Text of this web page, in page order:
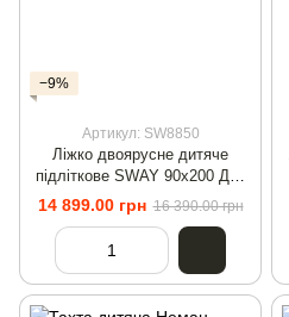
−9%
Артикул: SW8850
Ліжко двоярусне дитяче
підліткове SWAY 90x200 Дуб
сонома/Антрацит
14 899.00 грн 16 390.00 грн